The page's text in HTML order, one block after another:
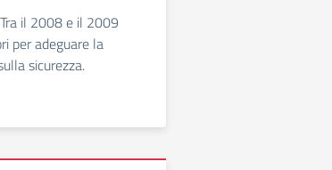
il 2008 e il 2009
per adeguare la
sicurezza.